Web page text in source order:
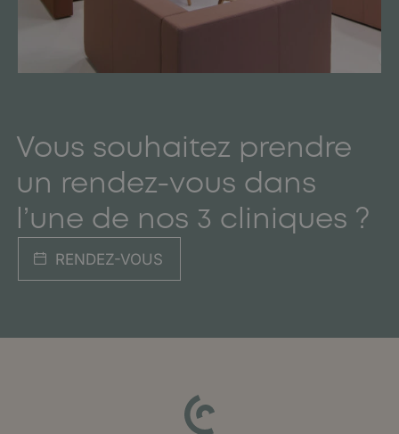
Vous souhaitez prendre
un rendez-vous dans
l’une de nos 3 cliniques ?
RENDEZ-VOUS